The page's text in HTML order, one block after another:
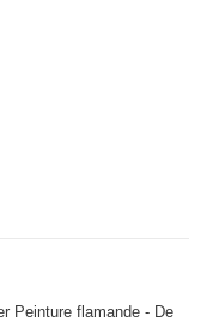
Peinture flamande - De